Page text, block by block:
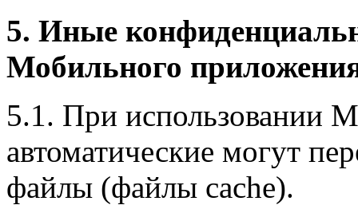
5. Иные
Мобильного
5.1. При использовании
автоматические могут
файлы (файлы cache).